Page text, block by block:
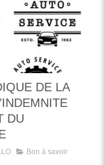
DE LA
DU
Bon à savoir